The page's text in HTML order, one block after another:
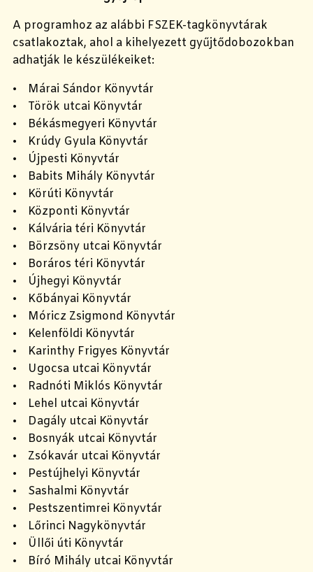
A programhoz az alábbi FSZEK-tagkönyvtárak
csatlakoztak, ahol a kihelyezett gyűjtődobozokban
adhatják le készülékeiket:
• Márai Sándor Könyvtár
• Török utcai Könyvtár
• Békásmegyeri Könyvtár
• Krúdy Gyula Könyvtár
• Újpesti Könyvtár
• Babits Mihály Könyvtár
• Körúti Könyvtár
• Központi Könyvtár
• Kálvária téri Könyvtár
• Börzsöny utcai Könyvtár
• Boráros téri Könyvtár
• Újhegyi Könyvtár
• Kőbányai Könyvtár
• Móricz Zsigmond Könyvtár
• Kelenföldi Könyvtár
• Karinthy Frigyes Könyvtár
• Ugocsa utcai Könyvtár
• Radnóti Miklós Könyvtár
• Lehel utcai Könyvtár
• Dagály utcai Könyvtár
• Bosnyák utcai Könyvtár
• Zsókavár utcai Könyvtár
• Pestújhelyi Könyvtár
• Sashalmi Könyvtár
• Pestszentimrei Könyvtár
• Lőrinci Nagykönyvtár
• Üllői úti Könyvtár
• Bíró Mihály utcai Könyvtár